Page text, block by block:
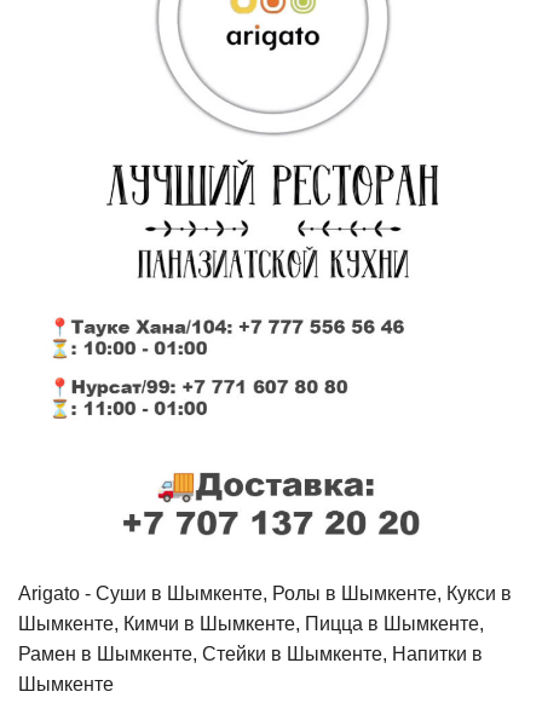
Arigato - Cуши в Шымкенте, Ролы в Шымкенте, Кукси в
Шымкенте, Кимчи в Шымкенте, Пицца в Шымкенте,
Рамен в Шымкенте, Стейки в Шымкенте, Напитки в
Шымкенте